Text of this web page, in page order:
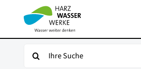
springen
Suche